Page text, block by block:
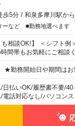
歩5分/ 和泉多摩川駅か
ーなど ■勤務地選べます
も相談OK!】 ＜シフト
間帯もお気軽にご相談
★勤務開始日や期間は
/日払いOK/履歴書不要/40
/電話対応なし/パソコン